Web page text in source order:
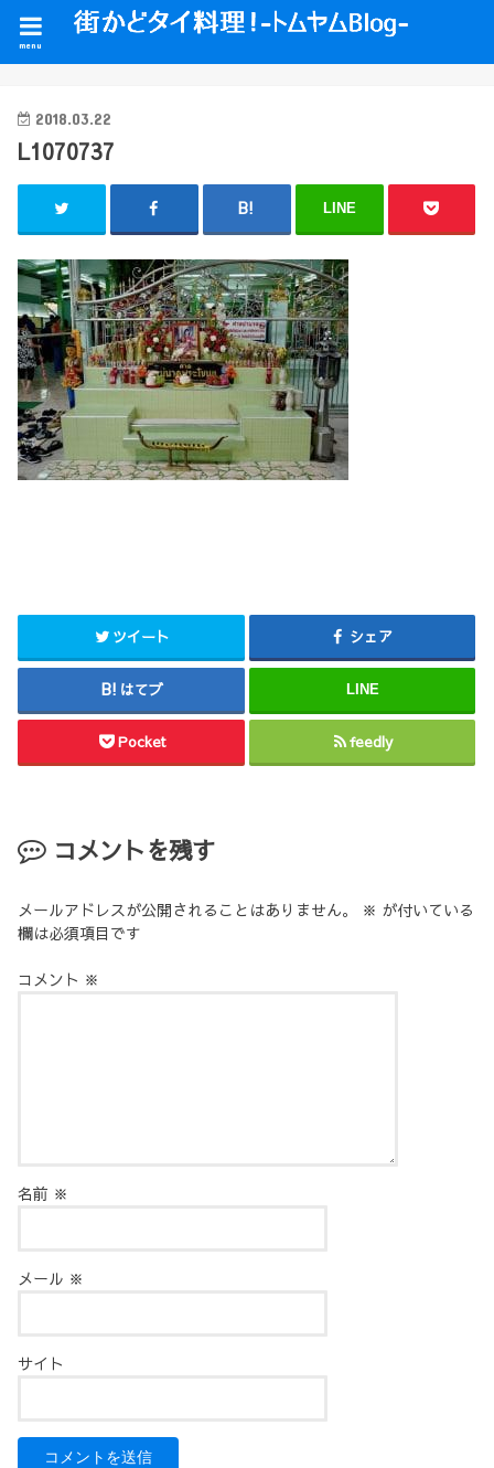
menu
2018.03.22
L1070737
LINE
ツイート シェア
はてブ LINE
Pocket feedly
コメントを残す
メールアドレスが公開されることはありません。 ※ が付いている
欄は必須項目です
コメント ※
名前 ※
メール ※
サイト